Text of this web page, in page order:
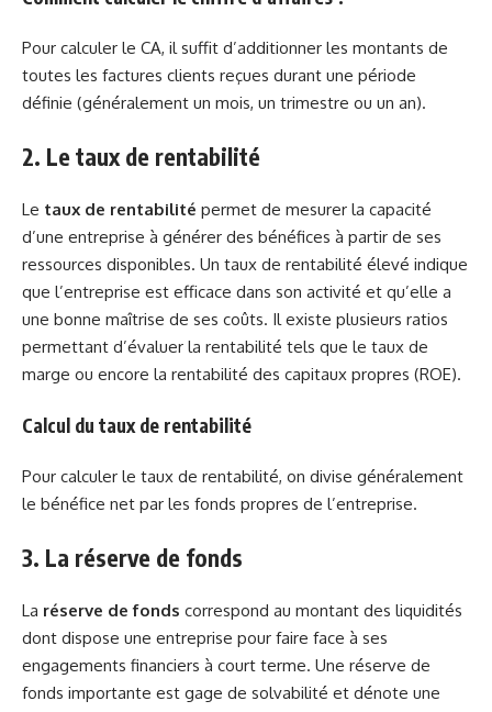
Pour calculer le CA, il suffit d’additionner les montants de
toutes les factures clients reçues durant une période
définie (généralement un mois, un trimestre ou un an).
2. Le taux de rentabilité
Le taux de rentabilité permet de mesurer la capacité
d’une entreprise à générer des bénéfices à partir de ses
ressources disponibles. Un taux de rentabilité élevé indique
que l’entreprise est efficace dans son activité et qu’elle a
une bonne maîtrise de ses coûts. Il existe plusieurs ratios
permettant d’évaluer la rentabilité tels que le taux de
marge ou encore la rentabilité des capitaux propres (ROE).
Calcul du taux de rentabilité
Pour calculer le taux de rentabilité, on divise généralement
le bénéfice net par les fonds propres de l’entreprise.
3. La réserve de fonds
La réserve de fonds correspond au montant des liquidités
dont dispose une entreprise pour faire face à ses
engagements financiers à court terme. Une réserve de
fonds importante est gage de solvabilité et dénote une